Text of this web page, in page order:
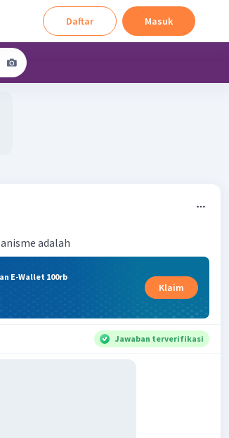
Daftar Masuk
adalah
E-Wallet 100rb
Klaim
Jawaban terverifikasi